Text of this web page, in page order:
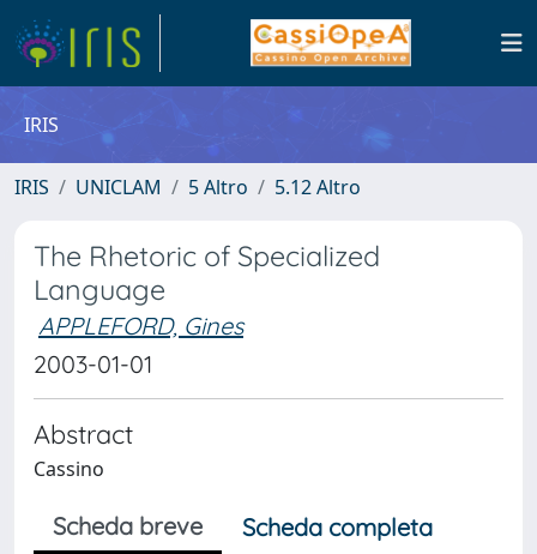
IRIS
IRIS UNICLAM 5 Altro 5.12 Altro
The Rhetoric of Specialized
Language
APPLEFORD, Gines
2003-01-01
Abstract
Cassino
Scheda breve
Scheda completa